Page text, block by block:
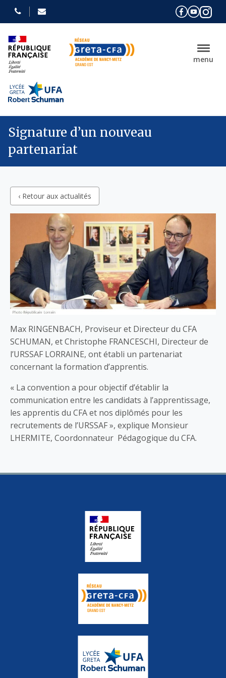
menu
Signature d’un nouveau
partenariat
‹ Retour aux actualités
Max RINGENBACH, Proviseur et Directeur du CFA
SCHUMAN, et Christophe FRANCESCHI, Directeur de
l’URSSAF LORRAINE, ont établi un partenariat
concernant la formation d’apprentis.
« La convention a pour objectif d’établir la
communication entre les candidats à l’apprentissage,
les apprentis du CFA et nos diplômés pour les
recrutements de l’URSSAF », explique Monsieur
LHERMITE, Coordonnateur Pédagogique du CFA.